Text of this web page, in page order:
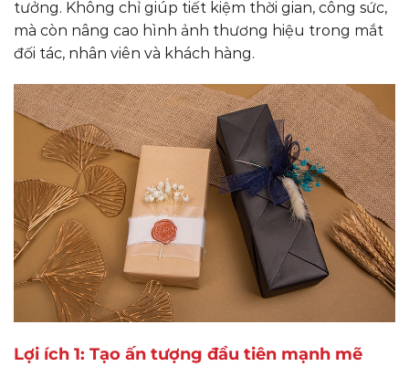
tưởng. Không chỉ giúp tiết kiệm thời gian, công sức,
mà còn nâng cao hình ảnh thương hiệu trong mắt
đối tác, nhân viên và khách hàng.
Lợi ích 1: Tạo ấn tượng đầu tiên mạnh mẽ